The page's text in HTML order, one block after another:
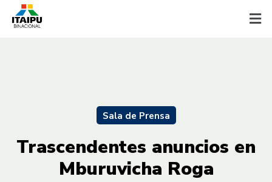
Sala de Prensa
Trascendentes anuncios en
Mburuvicha Roga